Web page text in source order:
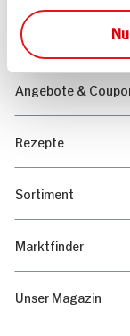
Angebote &
Rezepte
Sortiment
Marktfinder
Unser Magazin